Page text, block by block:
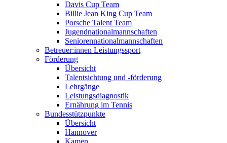
Davis Cup Team
Billie Jean King Cup Team
Porsche Talent Team
Jugendnationalmannschaften
Seniorennationalmannschaften
Betreuer:innen Leistungssport
Förderung
Übersicht
Talentsichtung und -förderung
Lehrgänge
Leistungsdiagnostik
Ernährung im Tennis
Bundesstützpunkte
Übersicht
Hannover
Kamen